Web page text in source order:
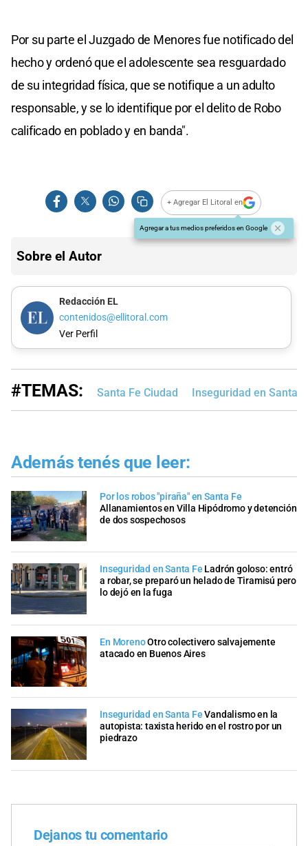
Por su parte el Juzgado de Menores fue notificado del
hecho y ordenó que el adolescente sea resguardado
de su integridad física, que se notifique a un adulto
responsable, y se lo identifique por el delito de Robo
calificado en poblado y en banda".
+ Agregar El Litoral en
Agregar a tus medios preferidos en Google
Sobre el Autor
Redacción EL
contenidos@ellitoral.com
Ver Perfil
#TEMAS: Santa Fe Ciudad Inseguridad en Santa
Además tenés que leer:
Por los robos "piraña" en Santa Fe
Allanamientos en Villa Hipódromo y detención
de dos sospechosos
Inseguridad en Santa Fe Ladrón goloso: entró
a robar, se preparó un helado de Tiramisú pero
lo dejó en la fuga
En MorenoOtro colectivero salvajemente
atacado en Buenos Aires
Inseguridad en Santa Fe Vandalismo en la
autopista: taxista herido en el rostro por un
piedrazo
Dejanos tu comentario